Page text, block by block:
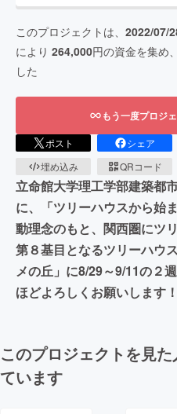
このプロジェクトは、 2022/07/
により 264,000円の資金を集め、
した
もう一度プロジ
ポスト シェア
埋め込み
QRコード
立命館大学理工学部建築都
に、「ツリーハウスから始
動理念のもと、関西圏にツ
第８基目となるツリーハウ
メの丘」に8/29～9/11の２
ほどよろしくお願いします
このプロジェクトを見
ています